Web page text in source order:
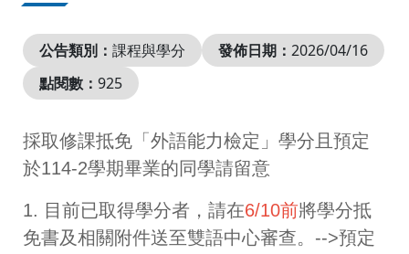
公告類別： 課程與學分 發佈日期： 2026/04/16
點閱數： 925
採取修課抵免「外語能力檢定」學分且預定
於114-2學期畢業的同學請留意
1. 目前已取得學分者，請在6/10前將學分抵
免書及相關附件送至雙語中心審查。-->預定